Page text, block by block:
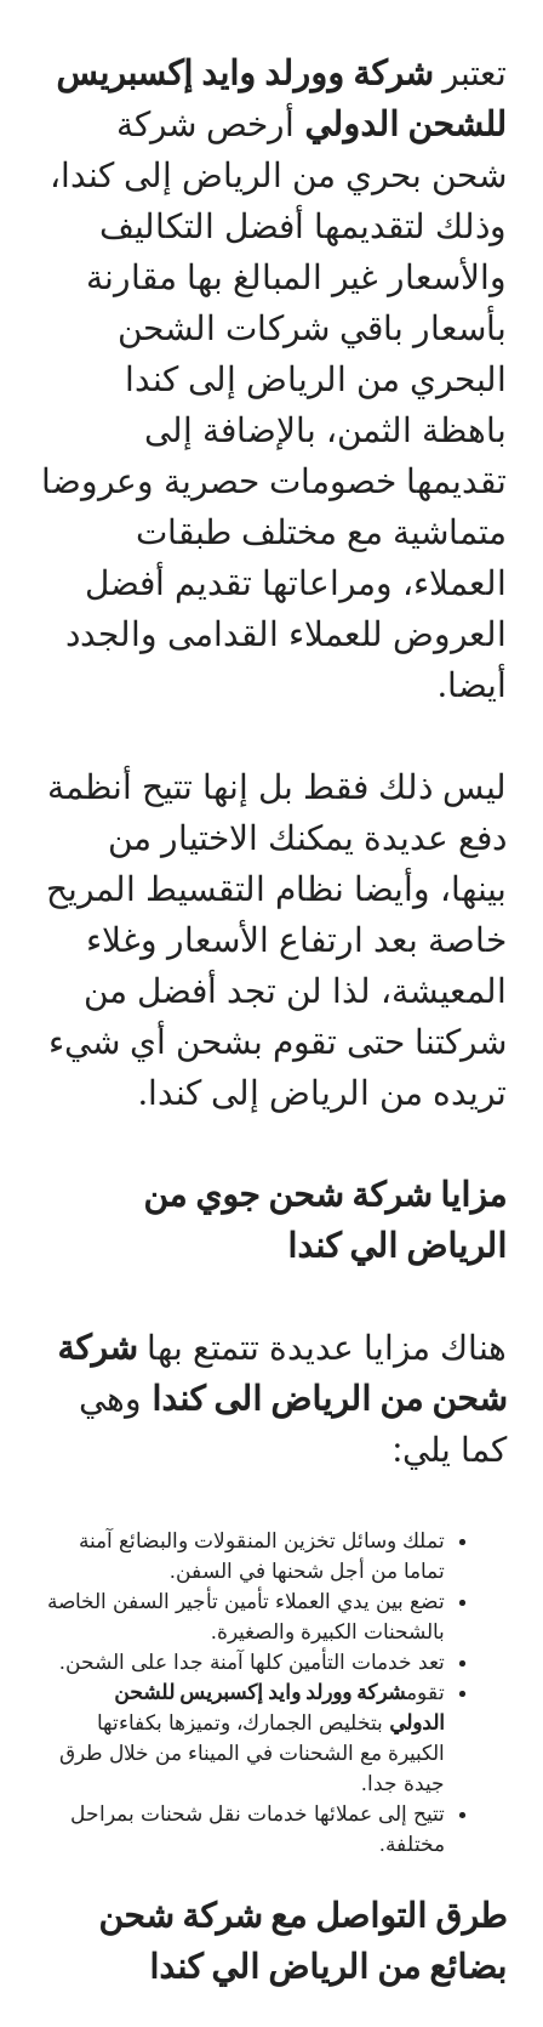
تعتبر شركة وورلد وايد إكسبريس
للشحن الدولي أرخص شركة
شحن بحري من الرياض إلى كندا،
وذلك لتقديمها أفضل التكاليف
والأسعار غير المبالغ بها مقارنة
بأسعار باقي شركات الشحن
البحري من الرياض إلى كندا
باهظة الثمن، بالإضافة إلى
تقديمها خصومات حصرية وعروضا
متماشية مع مختلف طبقات
العملاء، ومراعاتها تقديم أفضل
العروض للعملاء القدامى والجدد
أيضا.
ليس ذلك فقط بل إنها تتيح أنظمة
دفع عديدة يمكنك الاختيار من
بينها، وأيضا نظام التقسيط المريح
خاصة بعد ارتفاع الأسعار وغلاء
المعيشة، لذا لن تجد أفضل من
شركتنا حتى تقوم بشحن أي شيء
تريده من الرياض إلى كندا.
مزايا شركة شحن جوي من
الرياض الي كندا
هناك مزايا عديدة تتمتع بها شركة
شحن من الرياض الى كندا وهي
كما يلي:
تملك وسائل تخزين المنقولات والبضائع آمنة
تماما من أجل شحنها في السفن.
تضع بين يدي العملاء تأمين تأجير السفن الخاصة
بالشحنات الكبيرة والصغيرة.
تعد خدمات التأمين كلها آمنة جدا على الشحن.
تقومشركة وورلد وايد إكسبريس للشحن
الدولي بتخليص الجمارك، وتميزها بكفاءتها
الكبيرة مع الشحنات في الميناء من خلال طرق
جيدة جدا.
تتيح إلى عملائها خدمات نقل شحنات بمراحل
مختلفة.
طرق التواصل مع شركة شحن
بضائع من الرياض الي كندا